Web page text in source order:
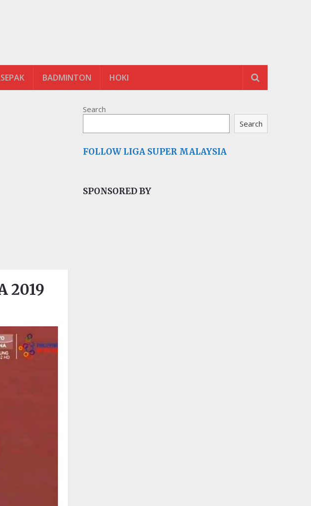
BADMINTON HOKI
2019
Search
Search
FOLLOW LIGA SUPER MALAYSIA
SPONSORED BY